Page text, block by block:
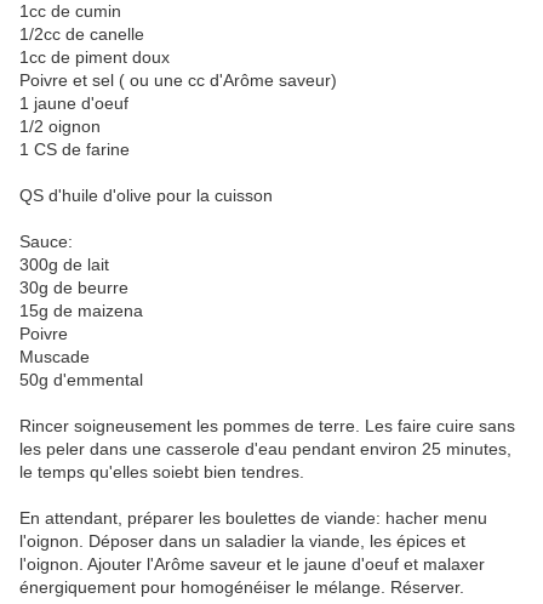
1cc de cumin
1/2cc de canelle
1cc de piment doux
Poivre et sel ( ou une cc d'Arôme saveur)
1 jaune d'oeuf
1/2 oignon
1 CS de farine
QS d'huile d'olive pour la cuisson
Sauce:
300g de lait
30g de beurre
15g de maizena
Poivre
Muscade
50g d'emmental
Rincer soigneusement les pommes de terre. Les faire cuire sans
les peler dans une casserole d'eau pendant environ 25 minutes,
le temps qu'elles soiebt bien tendres.
En attendant, préparer les boulettes de viande: hacher menu
l'oignon. Déposer dans un saladier la viande, les épices et
l'oignon. Ajouter l'Arôme saveur et le jaune d'oeuf et malaxer
énergiquement pour homogénéiser le mélange. Réserver.